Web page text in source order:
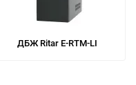
ДБЖ Ritar E-RTM-LI